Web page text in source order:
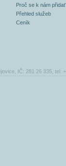
Proč se k nám
Přehled služeb
Ceník
IČ: 281 26 335, tel.